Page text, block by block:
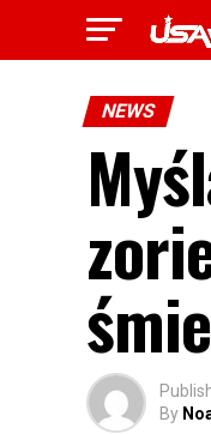
NEWS
By